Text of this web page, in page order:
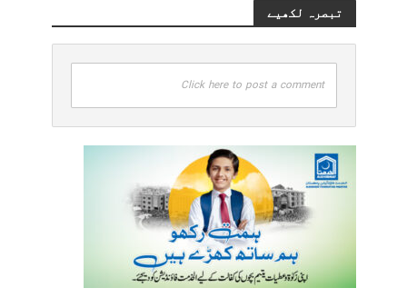
تبصرہ لکھیے
Click here to post a comment